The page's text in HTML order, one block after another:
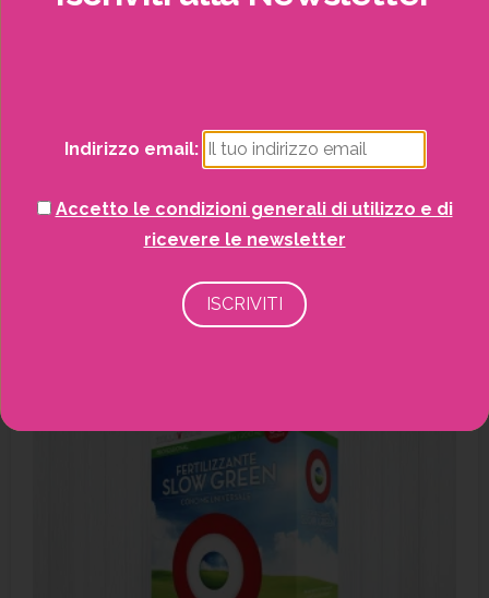
SCOPRI DI PIÙ
Indirizzo email:
Accetto le condizioni generali di utilizzo e di
ricevere le newsletter